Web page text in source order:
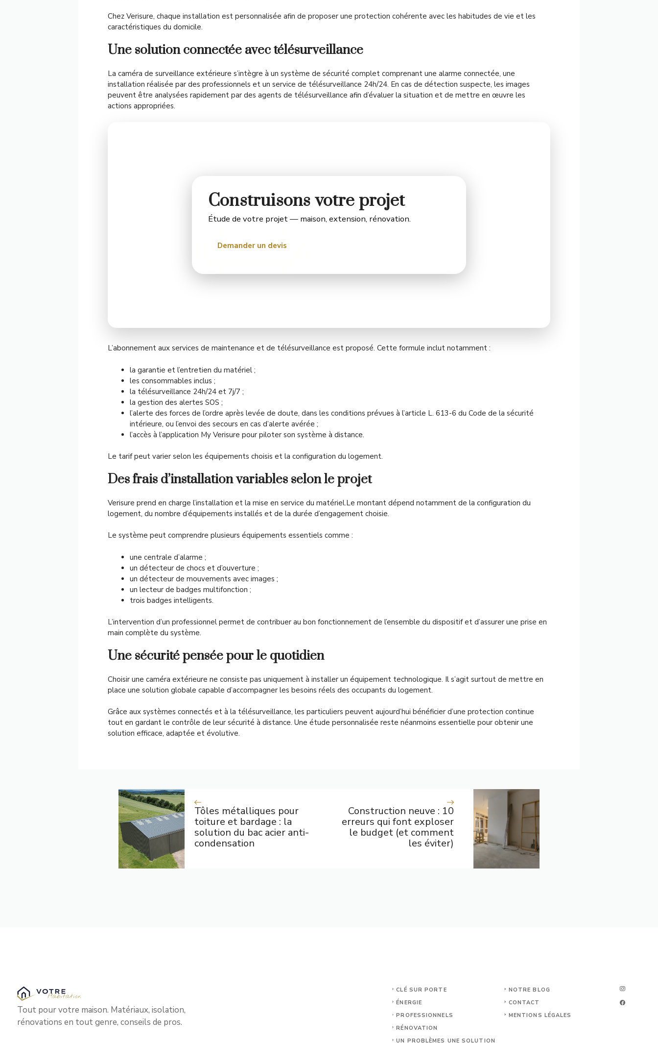
Chez Verisure, chaque installation est personnalisée afin de proposer une protection cohérente avec les habitudes de vie et les
caractéristiques du domicile.
Une solution connectée avec télésurveillance
La caméra de surveillance extérieure s’intègre à un système de sécurité complet comprenant une alarme connectée, une
installation réalisée par des professionnels et un service de télésurveillance 24h/24. En cas de détection suspecte, les images
peuvent être analysées rapidement par des agents de télésurveillance afin d’évaluer la situation et de mettre en œuvre les
actions appropriées.
Construisons votre projet
Étude de votre projet — maison, extension, rénovation.
Demander un devis
L’abonnement aux services de maintenance et de télésurveillance est proposé. Cette formule inclut notamment :
la garantie et l’entretien du matériel ;
les consommables inclus ;
la télésurveillance 24h/24 et 7j/7 ;
la gestion des alertes SOS ;
l’alerte des forces de l’ordre après levée de doute, dans les conditions prévues à l’article L. 613-6 du Code de la sécurité
intérieure, ou l’envoi des secours en cas d’alerte avérée ;
l’accès à l’application My Verisure pour piloter son système à distance.
Le tarif peut varier selon les équipements choisis et la configuration du logement.
Des frais d’installation variables selon le projet
Verisure prend en charge l’installation et la mise en service du matériel.Le montant dépend notamment de la configuration du
logement, du nombre d’équipements installés et de la durée d’engagement choisie.
Le système peut comprendre plusieurs équipements essentiels comme :
une centrale d’alarme ;
un détecteur de chocs et d’ouverture ;
un détecteur de mouvements avec images ;
un lecteur de badges multifonction ;
trois badges intelligents.
L’intervention d’un professionnel permet de contribuer au bon fonctionnement de l’ensemble du dispositif et d’assurer une prise en
main complète du système.
Une sécurité pensée pour le quotidien
Choisir une caméra extérieure ne consiste pas uniquement à installer un équipement technologique. Il s’agit surtout de mettre en
place une solution globale capable d’accompagner les besoins réels des occupants du logement.
Grâce aux systèmes connectés et à la télésurveillance, les particuliers peuvent aujourd’hui bénéficier d’une protection continue
tout en gardant le contrôle de leur sécurité à distance. Une étude personnalisée reste néanmoins essentielle pour obtenir une
solution efficace, adaptée et évolutive.
Tôles métalliques pour
toiture et bardage : la
solution du bac acier anti-
condensation
Construction neuve : 10
erreurs qui font exploser
le budget (et comment
les éviter)
Tout pour votre maison. Matériaux, isolation,
rénovations en tout genre, conseils de pros.
CLÉ SUR PORTE
ÉNERGIE
PROFESSIONNELS
RÉNOVATION
UN PROBLÈMES UNE SOLUTION
NOTRE BLOG
CONTACT
MENTIONS LÉGALES